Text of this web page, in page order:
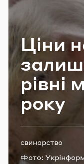
Ціни
рівні
року
Теги:
свинарство
Фото:
Пароль